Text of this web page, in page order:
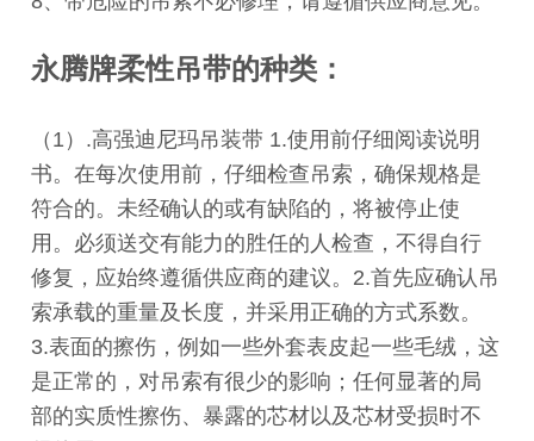
永腾牌柔性吊带的种类：
（1）.高强迪尼玛吊装带 1.使用前仔细阅读说明
书。在每次使用前，仔细检查吊索，确保规格是
符合的。未经确认的或有缺陷的，将被停止使
用。必须送交有能力的胜任的人检查，不得自行
修复，应始终遵循供应商的建议。2.首先应确认吊
索承载的重量及长度，并采用正确的方式系数。
3.表面的擦伤，例如一些外套表皮起一些毛绒，这
是正常的，对吊索有很少的影响；任何显著的局
部的实质性擦伤、暴露的芯材以及芯材受损时不